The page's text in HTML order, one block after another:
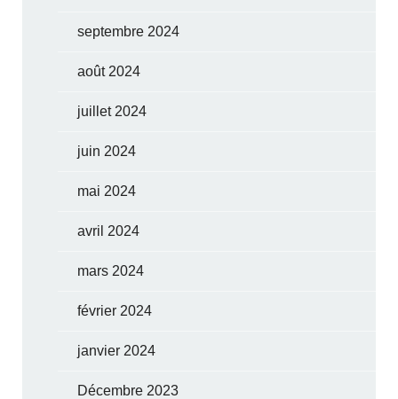
septembre 2024
août 2024
juillet 2024
juin 2024
mai 2024
avril 2024
mars 2024
février 2024
janvier 2024
Décembre 2023